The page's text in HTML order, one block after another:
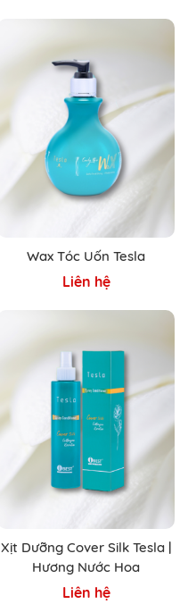
Wax Tóc Uốn Tesla
Liên hệ
Xịt Dưỡng Cover Silk Tesla |
Hương Nước Hoa
Liên hệ